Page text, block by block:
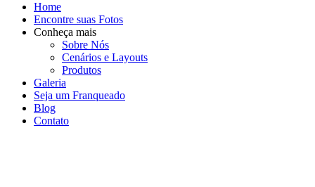
Home
Encontre suas Fotos
Conheça mais
Sobre Nós
Cenários e Layouts
Produtos
Galeria
Seja um Franqueado
Blog
Contato